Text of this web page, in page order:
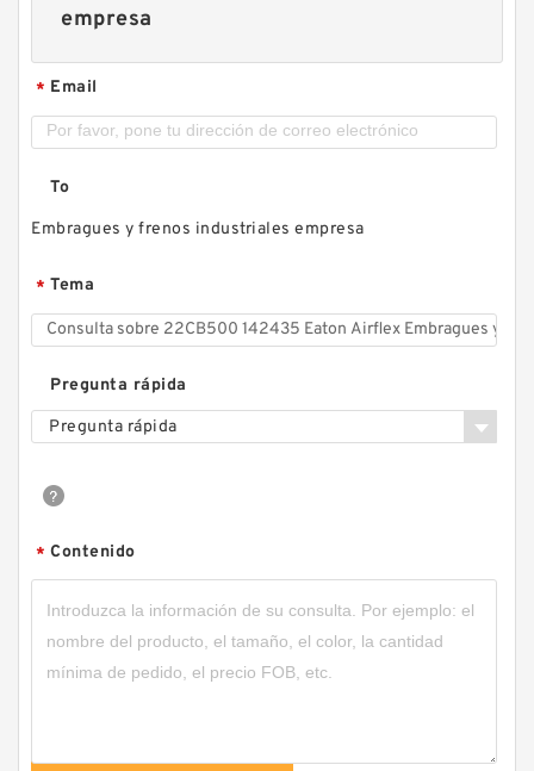
empresa
* Email
To
Embragues y frenos industriales empresa
* Tema
Pregunta rápida
Pregunta rápida
* Contenido